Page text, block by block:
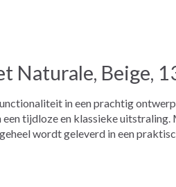
Naturale, Beige,
in een prachtig
tijdloze en klassieke
wordt geleverd in een